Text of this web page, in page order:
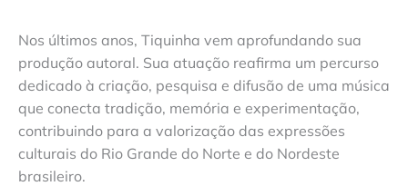
Nos últimos anos, Tiquinha vem aprofundando sua
produção autoral. Sua atuação reafirma um percurso
dedicado à criação, pesquisa e difusão de uma música
que conecta tradição, memória e experimentação,
contribuindo para a valorização das expressões
culturais do Rio Grande do Norte e do Nordeste
brasileiro.